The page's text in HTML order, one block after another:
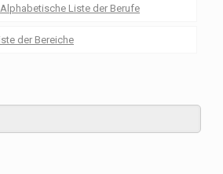
Liste der Berufe
der Bereiche